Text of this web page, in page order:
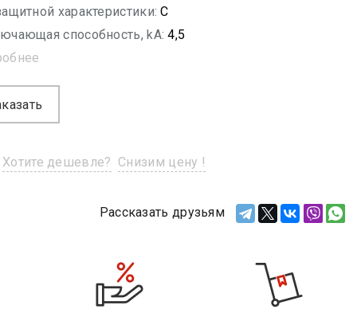
характеристики: C
способность, kA: 4,5
Хотите дешевле? Снизим цену !
Рассказать друзьям